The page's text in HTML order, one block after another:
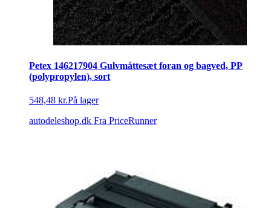
Petex 146217904 Gulvmåttesæt foran og bagved, PP
(polypropylen), sort
548,48 kr.På lager
autodeleshop.dk Fra PriceRunner